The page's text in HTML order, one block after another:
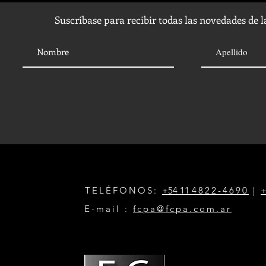
Suscríbase para recibir todas las novedades de
TELÉFONOS: +54 11 4822-4690 |
E-mail : fcpa@fcpa.com.ar